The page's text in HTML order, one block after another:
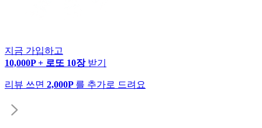
지금 가입하고
10,000P + 로또 10장 받기
리뷰 쓰면 2,000P 를 추가로 드려요